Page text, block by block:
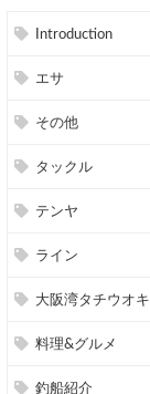
Introduction
エサ
その他
タックル
テンヤ
ライン
大阪湾タチウオ
料理&グルメ
釣船紹介